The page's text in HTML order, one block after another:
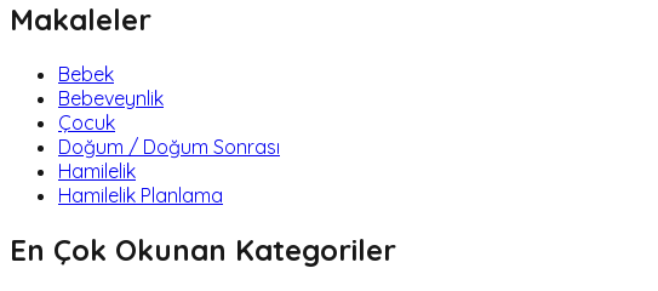
Makaleler
Bebek
Bebeveynlik
Çocuk
Doğum / Doğum Sonrası
Hamilelik
Hamilelik Planlama
En Çok Okunan Kategoriler